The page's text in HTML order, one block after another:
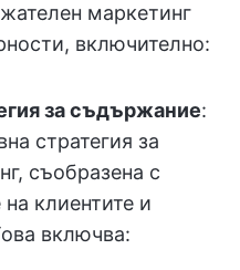
маркетинг
включително:
за съдържание:
стратегия за
съобразена с
клиентите и
включва: